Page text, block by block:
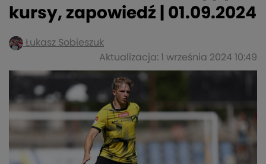
kursy, zapowiedź | 01.09.2024
Łukasz Sobieszuk
Aktualizacja: 1 września 2024 10:49